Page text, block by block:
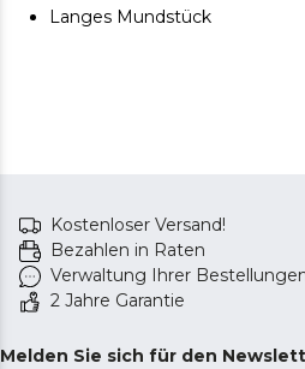
Langes Mundstück
Kostenloser Versand!
Bezahlen in Raten
Verwaltung Ihrer
2 Jahre Garantie
Melden Sie sich für den